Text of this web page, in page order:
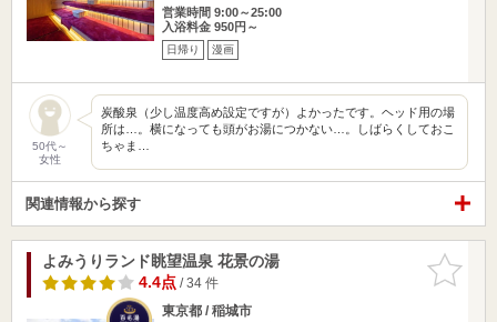
営業時間 9:00～25:00
入浴料金 950円～
日帰り 漫画
50代～
女性
炭酸泉（少し温度高め設定ですが）よかったです。ヘッド用の場
所は…。横になっても頭がお湯につかない…。しばらくしておこ
ちゃま…
関連情報から探す
お気に入
りに追加
よみうりランド眺望温泉 花景の湯
4.4点/ 34 件
東京都 / 稲城市